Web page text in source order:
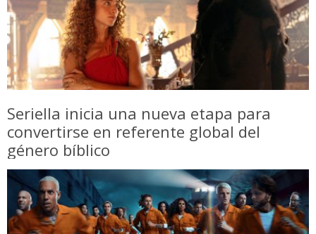
Seriella inicia una nueva etapa para
convertirse en referente global del
género bíblico